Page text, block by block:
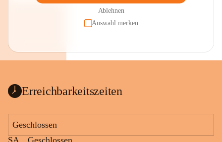
Ablehnen
Auswahl merken
Erreichbarkeitszeiten
Geschlossen
SA
Geschlossen